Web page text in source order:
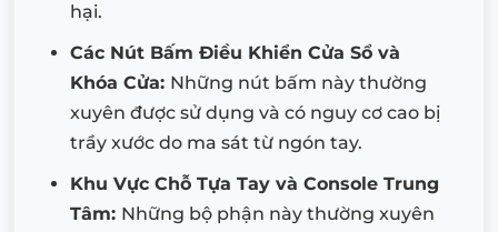
hại.
Các Nút Bấm Điều Khiển Cửa Sổ và
Khóa Cửa: Những nút bấm này thường
xuyên được sử dụng và có nguy cơ cao bị
trầy xước do ma sát từ ngón tay.
Khu Vực Chỗ Tựa Tay và Console Trung
Tâm: Những bộ phận này thường xuyên